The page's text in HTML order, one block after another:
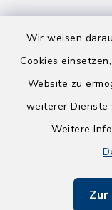
Wir weisen
Cookies
Website zu
weiterer Dienste
Weitere
Zur